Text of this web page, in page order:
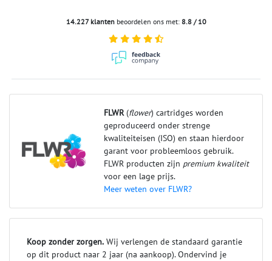
14.227 klantenbeoordelen ons met: 8.8 / 10
FLWR(flower) cartridges worden
geproduceerd onder strenge
kwaliteiteisen (ISO) en staan hierdoor
garant voor probleemloos gebruik.
FLWR producten zijn premium kwaliteit
voor een lage prijs.
Meer weten over FLWR?
Koop zonder zorgen. Wij verlengen de standaard garantie
op dit product naar 2 jaar (na aankoop). Ondervind je